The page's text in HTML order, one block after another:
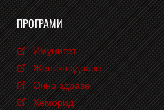
ПРОГРАМИ
Имунитет
Женско здраве
Очно здраве
Хеморид